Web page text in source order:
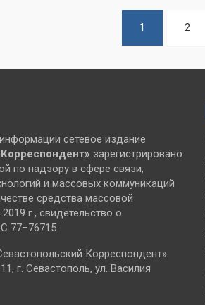
1 2
сетевое издание
Корреспондент» зарегистрировано
по надзору в сфере связи,
и массовых коммуникаций
средства массовой
г., свидетельство о
77–76715
Корреспондент».
г. Севастополь, ул. Василия